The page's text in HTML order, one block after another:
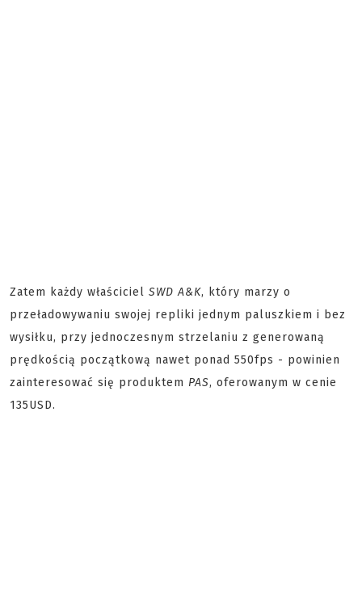
Zatem każdy właściciel SWD A&K, który marzy o
przeładowywaniu swojej repliki jednym paluszkiem i bez
wysiłku, przy jednoczesnym strzelaniu z generowaną
prędkością początkową nawet ponad 550fps - powinien
zainteresować się produktem PAS, oferowanym w cenie
135USD.